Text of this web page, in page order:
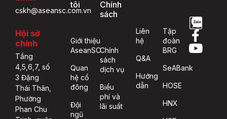
cskh@aseansc.com.vn
Hội sở
chính
Tầng
4,5,6,7, số
3 Đặng
Thái Thân,
Phường
Phan Chu
tôi
Giới thiệu
AseanSC
Quan
hệ cổ
đông
Đội
ngũ
Chính
sách
Chính
sách
dịch vụ
Biểu
phí và
lãi suất
Liên
hệ
Q&A
Hướng
dẫn
Tập
đoàn
BRG
SeABank
HOSE
HNX